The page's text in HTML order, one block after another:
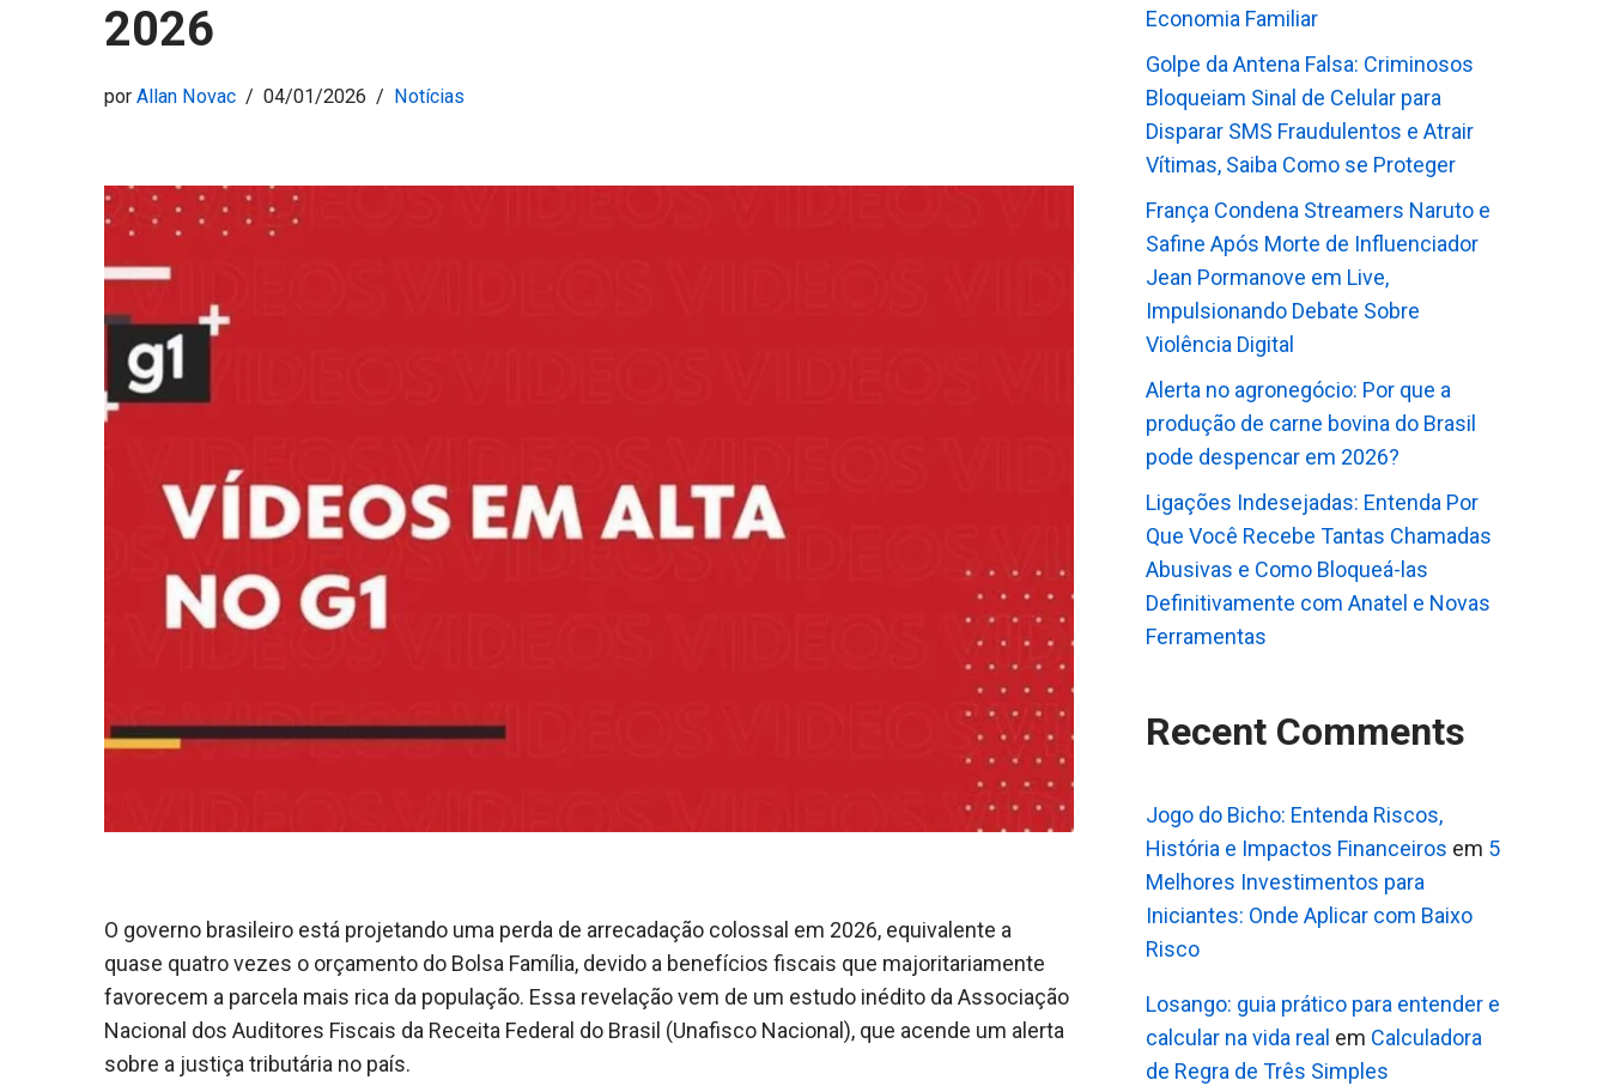
2026
por Allan Novac 04/01/2026 Notícias
O governo brasileiro está projetando uma perda de arrecadação colossal em 2026, equivalente a
quase quatro vezes o orçamento do Bolsa Família, devido a benefícios fiscais que majoritariamente
favorecem a parcela mais rica da população. Essa revelação vem de um estudo inédito da Associação
Nacional dos Auditores Fiscais da Receita Federal do Brasil (Unafisco Nacional), que acende um alerta
sobre a justiça tributária no país.
Economia Familiar
Golpe da Antena Falsa: Criminosos
Bloqueiam Sinal de Celular para
Disparar SMS Fraudulentos e Atrair
Vítimas, Saiba Como se Proteger
França Condena Streamers Naruto e
Safine Após Morte de Influenciador
Jean Pormanove em Live,
Impulsionando Debate Sobre
Violência Digital
Alerta no agronegócio: Por que a
produção de carne bovina do Brasil
pode despencar em 2026?
Ligações Indesejadas: Entenda Por
Que Você Recebe Tantas Chamadas
Abusivas e Como Bloqueá-las
Definitivamente com Anatel e Novas
Ferramentas
Recent Comments
Jogo do Bicho: Entenda Riscos,
História e Impactos Financeiros em 5
Melhores Investimentos para
Iniciantes: Onde Aplicar com Baixo
Risco
Losango: guia prático para entender e
calcular na vida real em Calculadora
de Regra de Três Simples